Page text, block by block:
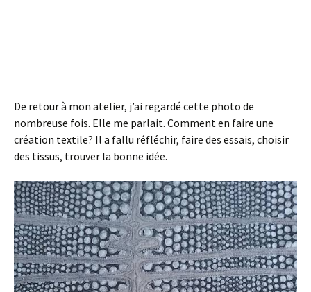
De retour à mon atelier, j’ai regardé cette photo de
nombreuse fois. Elle me parlait. Comment en faire une
création textile? Il a fallu réfléchir, faire des essais, choisir
des tissus, trouver la bonne idée.